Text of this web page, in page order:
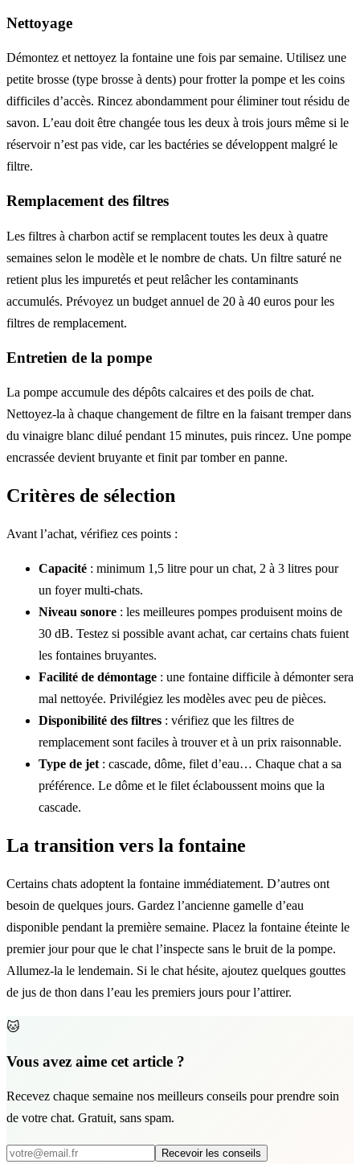
Nettoyage
Démontez et nettoyez la fontaine une fois par semaine. Utilisez une
petite brosse (type brosse à dents) pour frotter la pompe et les coins
difficiles d’accès. Rincez abondamment pour éliminer tout résidu de
savon. L’eau doit être changée tous les deux à trois jours même si le
réservoir n’est pas vide, car les bactéries se développent malgré le
filtre.
Remplacement des filtres
Les filtres à charbon actif se remplacent toutes les deux à quatre
semaines selon le modèle et le nombre de chats. Un filtre saturé ne
retient plus les impuretés et peut relâcher les contaminants
accumulés. Prévoyez un budget annuel de 20 à 40 euros pour les
filtres de remplacement.
Entretien de la pompe
La pompe accumule des dépôts calcaires et des poils de chat.
Nettoyez-la à chaque changement de filtre en la faisant tremper dans
du vinaigre blanc dilué pendant 15 minutes, puis rincez. Une pompe
encrassée devient bruyante et finit par tomber en panne.
Critères de sélection
Avant l’achat, vérifiez ces points :
Capacité : minimum 1,5 litre pour un chat, 2 à 3 litres pour
un foyer multi-chats.
Niveau sonore : les meilleures pompes produisent moins de
30 dB. Testez si possible avant achat, car certains chats fuient
les fontaines bruyantes.
Facilité de démontage : une fontaine difficile à démonter sera
mal nettoyée. Privilégiez les modèles avec peu de pièces.
Disponibilité des filtres : vérifiez que les filtres de
remplacement sont faciles à trouver et à un prix raisonnable.
Type de jet : cascade, dôme, filet d’eau… Chaque chat a sa
préférence. Le dôme et le filet éclaboussent moins que la
cascade.
La transition vers la fontaine
Certains chats adoptent la fontaine immédiatement. D’autres ont
besoin de quelques jours. Gardez l’ancienne gamelle d’eau
disponible pendant la première semaine. Placez la fontaine éteinte le
premier jour pour que le chat l’inspecte sans le bruit de la pompe.
Allumez-la le lendemain. Si le chat hésite, ajoutez quelques gouttes
de jus de thon dans l’eau les premiers jours pour l’attirer.
🐱
Vous avez aime cet article ?
Recevez chaque semaine nos meilleurs conseils pour prendre soin
de votre chat. Gratuit, sans spam.
Recevoir les conseils